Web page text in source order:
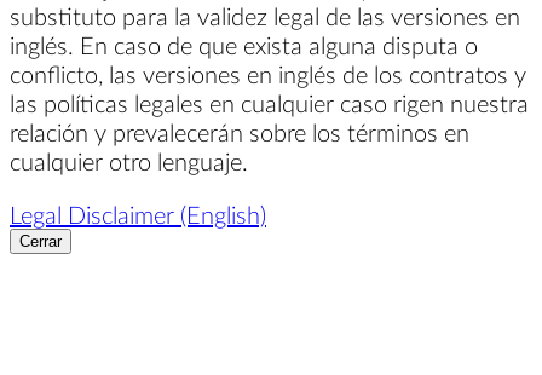
substituto para la validez legal de las versiones en
inglés. En caso de que exista alguna disputa o
conflicto, las versiones en inglés de los contratos y
las políticas legales en cualquier caso rigen nuestra
relación y prevalecerán sobre los términos en
cualquier otro lenguaje.
Legal Disclaimer (English)
Cerrar